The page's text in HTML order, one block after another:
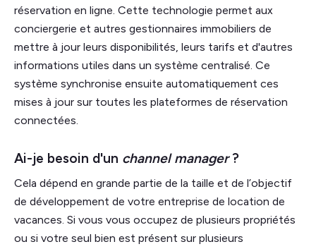
réservation en ligne. Cette technologie permet aux
conciergerie et autres gestionnaires immobiliers de
mettre à jour leurs disponibilités, leurs tarifs et d'autres
informations utiles dans un système centralisé. Ce
système synchronise ensuite automatiquement ces
mises à jour sur toutes les plateformes de réservation
connectées.
Ai-je besoin d'un channel manager?
Cela dépend en grande partie de la taille et de l’objectif
de développement de votre entreprise de location de
vacances. Si vous vous occupez de plusieurs propriétés
ou si votre seul bien est présent sur plusieurs